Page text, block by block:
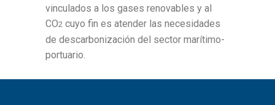
vinculados a los gases renovables y al
CO2 cuyo fin es atender las necesidades
de descarbonización del sector marítimo-
portuario.